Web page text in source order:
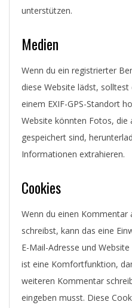
unterstützen.
Medien
Wenn du ein registrierter
diese Website lädst,
einem EXIF-GPS-Standort
Website könnten Fotos, die
gespeichert sind,
Informationen extrahieren.
Cookies
Wenn du einen Kommentar
schreibst, kann das eine
E-Mail-Adresse und
ist eine Komfortfunktion,
weiteren Kommentar
eingeben musst. Diese